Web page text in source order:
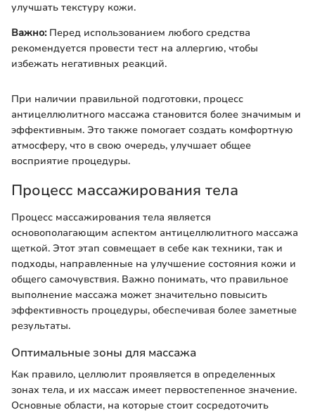
улучшать текстуру кожи.
Важно:Перед использованием любого средства
рекомендуется провести тест на аллергию, чтобы
избежать негативных реакций.
При наличии правильной подготовки, процесс
антицеллюлитного массажа становится более значимым и
эффективным. Это также помогает создать комфортную
атмосферу, что в свою очередь, улучшает общее
восприятие процедуры.
Процесс массажирования тела
Процесс массажирования тела является
основополагающим аспектом антицеллюлитного массажа
щеткой. Этот этап совмещает в себе как техники, так и
подходы, направленные на улучшение состояния кожи и
общего самочувствия. Важно понимать, что правильное
выполнение массажа может значительно повысить
эффективность процедуры, обеспечивая более заметные
результаты.
Оптимальные зоны для массажа
Как правило, целлюлит проявляется в определенных
зонах тела, и их массаж имеет первостепенное значение.
Основные области, на которые стоит сосредоточить